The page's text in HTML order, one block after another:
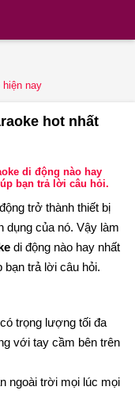
hiện nay
hot nhất
di động nào hay
bạn trả lời câu hỏi.
trở thành thiết bị
dụng của nó. Vậy làm
di động nào hay nhất
bạn trả lời câu hỏi.
trọng lượng tối đa
với tay cầm bên trên
ngoài trời mọi lúc mọi